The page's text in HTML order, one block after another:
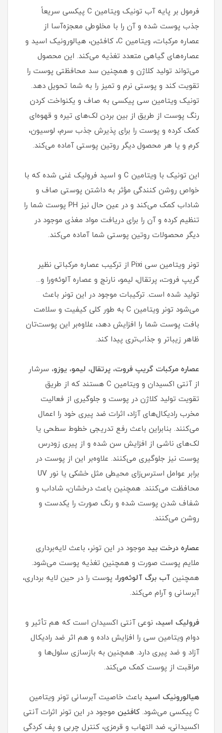
فرمول بر پایه آب تونیک ویتامین C پیکسی سریعاً
جذب پوست شده و آن را با مخلوطی معجزه‌آسا از
عصاره مرکبات، ویتامین C، کافئین، هیالورونیک اسید و
عصاره‌های گیاهی متعدد تغذیه می‌کند. این محصول
می‌تواند تولید کلاژن و همچنین سد محافظتی پوست را
تقویت کند و پوستی نرم و تمیز را به شما تحویل دهد.
تونیک ویتامین سی پیکسی به صاف و یکنواخت کردن
رنگ پوست از طریق از بین بردن لک‌های تیره و قهوه‌ای
کمک کرده و پوست را برای پذیرش جذب سرم، لوسیون،
کرم و یا هر محصول دیگر روتین پوستی آماده می‌کند.
این تونیک با ویتامین C و اسید فرولیک غنی شده که با
خواص روشن کنندگی مؤثر به داشتن پوستی صاف و
شاداب کمک می‌کند و در عین حال نیز PH پوست شما را
تنظیم کرده و آن را برای دریافت مواد مغذی موجود در
دیگر محصولات روتین پوستی شما آماده می‌کند.
تونر ویتامین سی Pixi از ترکیب عصاره مرکباتی نظیر
گریپ فروت، پرتقال، لیمو، نارنج و عصاره آلوئه‌ورا و...
تولید شده است. ترکیبات موجود در این تونر باعث
می‌شود تونر ویتامین C به طور کلی کیفیت و سلامت
بافت پوست شما را افزایش دهد، علاوه‌بر این پوست‌تان
ظاهر زیباتر و جذاب‌تری پیدا کند.
عصاره مرکبات گریپ فروت، پرتقال، لیمو، یوزو، سرشار
از آنتی اکسیدان و ویتامین C هستند که از طریق
تقویت تولید کلاژن در پوست و جلوگیری از فعالیت
مخرب رادیکال‌های آزاد، اثرات ضد پیری خود را اعمال
می‌کنند. بنابراین باعث رفع تدریجی خطوط سطحی یا
لک‌های ناشی از افزایش سن شده و از پیری زودرس
پوست نیز جلوگیری می‌کنند. علاوه‌بر این از پوست در
برابر عوامل استرس‌زای محیطی مثل خشکی یا نور UV
محافظت می‌کنند. همچنین باعث درخشان، شاداب و
شفاف شدن پوست شده و رنگ صورت را یکدست و
روشن می‌کنند.
عصاره درخت بید موجود در این تونر، باعث لایه‌برداری
ملایم پوست صورت و همچنین تغذیه پوست می‌شود.
همچنین آب برگ آلوئه‌ورا، پوست را در حین لایه برداری،
آبرسانی و آرام می‌کند.
فرولیک اسید، نوعی آنتی اکسیدان است که هم تأثیر و
دوام ویتامین سی را افزایش داده و هم اثر ضد رادیکال
آزاد و ضد پیری دارد. همچنین به بازسازی سلول‌ها و
مراقبت از پوست کمک می‌کند.
هیالورونیک اسید باعث خاصیت آبرسانی تونر ویتامین
C پیکسی می‌شود.
کافئین موجود در این تونر اثرات آنتی
اکسیدانی، ضد التهاب و قرمزی، کنترل چربی و پف کردگی